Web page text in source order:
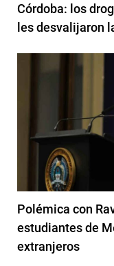
Córdoba: los
les desvalijaron
Polémica con
estudiantes de
extranjeros